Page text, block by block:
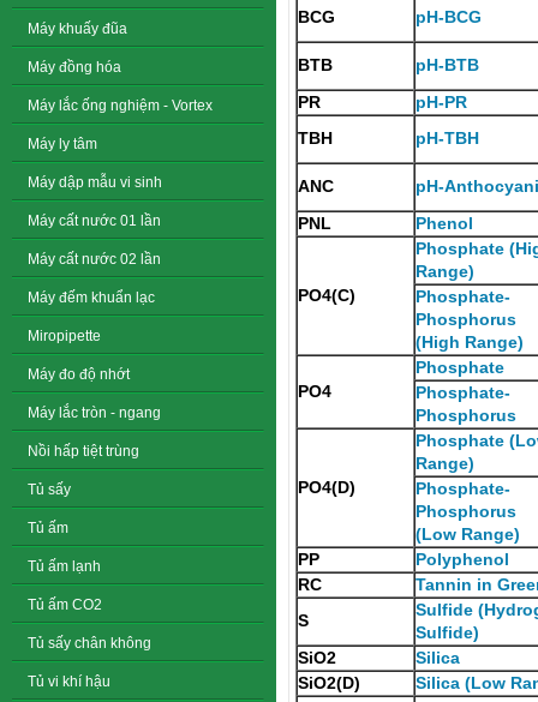
Máy khuấy đũa
Máy đồng hóa
Máy lắc ống nghiệm - Vortex
Máy ly tâm
Máy dập mẫu vi sinh
Máy cất nước 01 lần
Máy cất nước 02 lần
Máy đếm khuẩn lạc
Miropipette
Máy đo độ nhớt
Máy lắc tròn - ngang
Nồi hấp tiệt trùng
Tủ sấy
Tủ ấm
Tủ ấm lạnh
Tủ ấm CO2
Tủ sấy chân không
Tủ vi khí hậu
BCG pH-BCG
BTB
pH-BTB
PR
pH-PR
TBH
pH-TBH
ANC
pH-
PNL
Phenol
PO4(C)
Phosphate
Range)
Phosphate-
Phosphorus
(High Range)
PO4
Phosphate
Phosphate-
Phosphorus
PO4(D)
Phosphate
Range)
Phosphate-
Phosphorus
(Low Range)
PP
Polyphenol
RC
Tannin in
S
Sulfide
Sulfide)
SiO2
Silica
SiO2(D)
Silica (Low